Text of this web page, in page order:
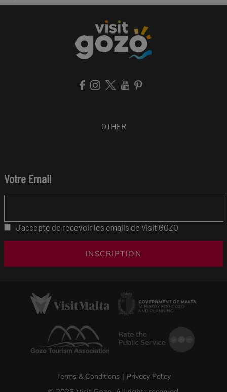
OTHER
Votre Email
J'accepte de recevoir les emails de Visit GOZO
INSCRIPTION
Terms & Conditions | Privacy Policy